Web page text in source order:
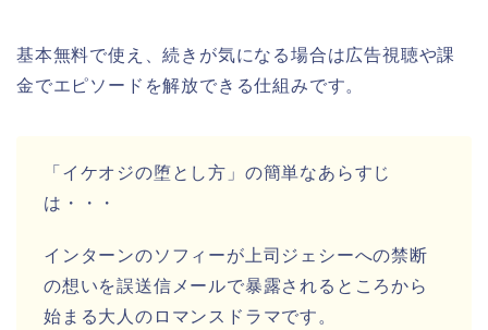
基本無料で使え、続きが気になる場合は広告視聴や課
金でエピソードを解放できる仕組みです。
「イケオジの堕とし方 」 の簡単なあらすじ
は・・・
インターンのソフィーが上司ジェシーへの禁断
の想いを誤送信メールで暴露されるところから
始まる大人のロマンスドラマです。